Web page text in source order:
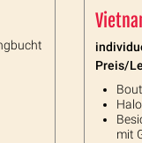
Preis/
mit